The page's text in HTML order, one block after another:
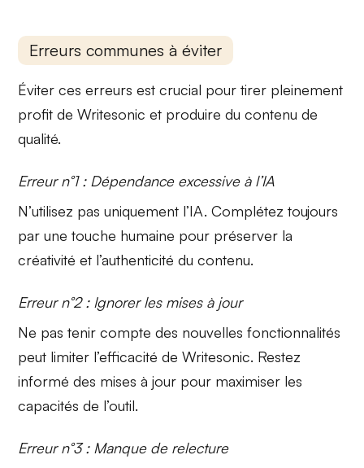
Erreurs communes à éviter
Éviter ces erreurs est crucial pour tirer pleinement
profit de Writesonic et produire du contenu de
qualité.
Erreur n°1 : Dépendance excessive à l’IA
N’utilisez pas uniquement l’IA. Complétez toujours
par une touche humaine pour préserver la
créativité et l’authenticité du contenu.
Erreur n°2 : Ignorer les mises à jour
Ne pas tenir compte des nouvelles fonctionnalités
peut limiter l’efficacité de Writesonic. Restez
informé des mises à jour pour maximiser les
capacités de l’outil.
Erreur n°3 : Manque de relecture